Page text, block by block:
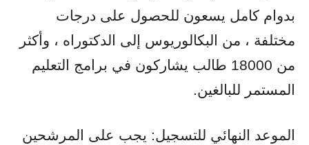
بدوام كامل يسعون للحصول على درجات
مختلفة ، من البكالوريوس إلى الدكتوراه ، وأكثر
من 18000 طالب يشاركون في برامج التعليم
المستمر للبالغين.
الموعد النهائي للتسجيل: يجب على المرشحين